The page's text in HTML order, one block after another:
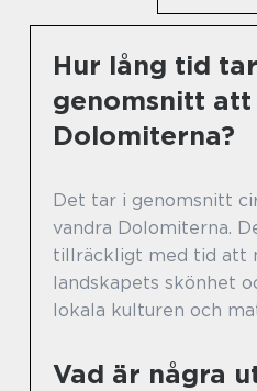
Hur lång tid
genomsnitt att
Dolomiterna?
Det tar i genomsnitt
vandra Dolomiterna.
tillräckligt med tid att
landskapets skönhet
lokala kulturen och
Vad är några